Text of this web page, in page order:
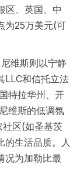
区、英国、中
为25万美元(可
维斯则以宁静
和信托立法
特拉华州、开
维斯的低调氛
区(如圣基茨
生活品质。人
况为加勒比最